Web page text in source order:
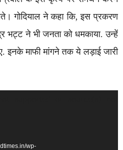
गोदियाल ने कहा कि, इस प्रकरण
भट्ट ने भी जनता को धमकाया. उन्हें
इनके माफी मांगने तक ये लड़ाई जारी
wp-